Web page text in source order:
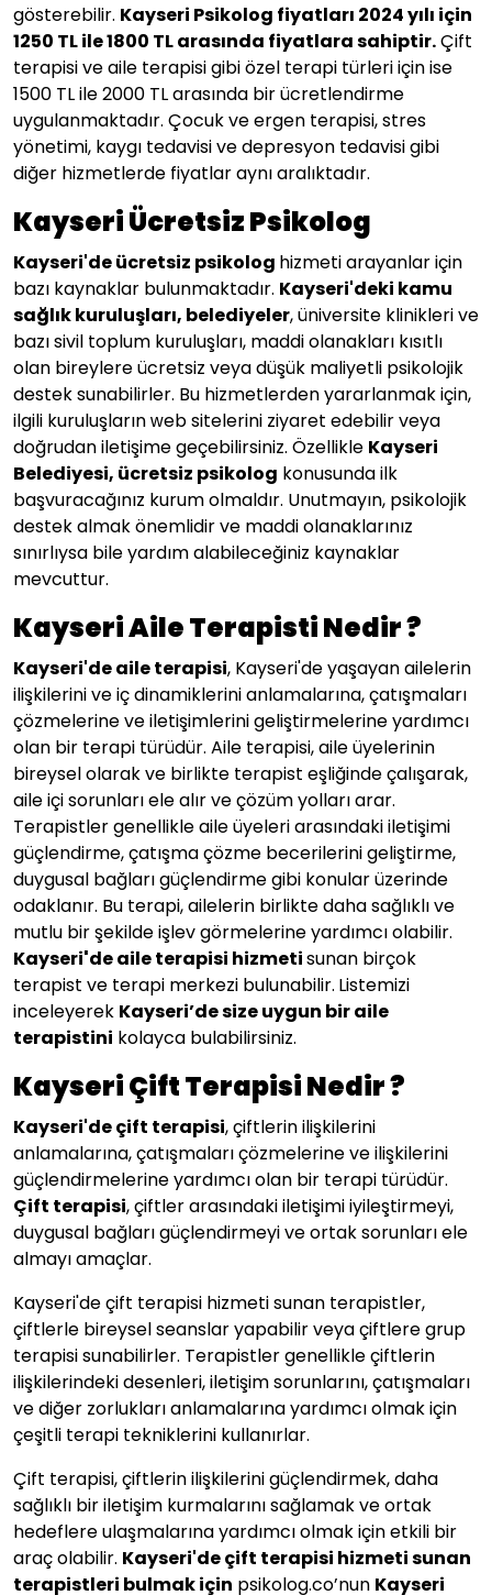
gösterebilir. Kayseri Psikolog fiyatları 2024 yılı için
1250 TL ile 1800 TL arasında fiyatlara sahiptir. Çift
terapisi ve aile terapisi gibi özel terapi türleri için ise
1500 TL ile 2000 TL arasında bir ücretlendirme
uygulanmaktadır. Çocuk ve ergen terapisi, stres
yönetimi, kaygı tedavisi ve depresyon tedavisi gibi
diğer hizmetlerde fiyatlar aynı aralıktadır.
Kayseri Ücretsiz Psikolog
Kayseri'de ücretsiz psikolog hizmeti arayanlar için
bazı kaynaklar bulunmaktadır. Kayseri'deki kamu
sağlık kuruluşları, belediyeler, üniversite klinikleri ve
bazı sivil toplum kuruluşları, maddi olanakları kısıtlı
olan bireylere ücretsiz veya düşük maliyetli psikolojik
destek sunabilirler. Bu hizmetlerden yararlanmak için,
ilgili kuruluşların web sitelerini ziyaret edebilir veya
doğrudan iletişime geçebilirsiniz. Özellikle Kayseri
Belediyesi, ücretsiz psikolog konusunda ilk
başvuracağınız kurum olmaldır. Unutmayın, psikolojik
destek almak önemlidir ve maddi olanaklarınız
sınırlıysa bile yardım alabileceğiniz kaynaklar
mevcuttur.
Kayseri Aile Terapisti Nedir ?
Kayseri'de aile terapisi, Kayseri'de yaşayan ailelerin
ilişkilerini ve iç dinamiklerini anlamalarına, çatışmaları
çözmelerine ve iletişimlerini geliştirmelerine yardımcı
olan bir terapi türüdür. Aile terapisi, aile üyelerinin
bireysel olarak ve birlikte terapist eşliğinde çalışarak,
aile içi sorunları ele alır ve çözüm yolları arar.
Terapistler genellikle aile üyeleri arasındaki iletişimi
güçlendirme, çatışma çözme becerilerini geliştirme,
duygusal bağları güçlendirme gibi konular üzerinde
odaklanır. Bu terapi, ailelerin birlikte daha sağlıklı ve
mutlu bir şekilde işlev görmelerine yardımcı olabilir.
Kayseri'de aile terapisi hizmeti sunan birçok
terapist ve terapi merkezi bulunabilir. Listemizi
inceleyerek Kayseri’de size uygun bir aile
terapistini kolayca bulabilirsiniz.
Kayseri Çift Terapisi Nedir ?
Kayseri'de çift terapisi, çiftlerin ilişkilerini
anlamalarına, çatışmaları çözmelerine ve ilişkilerini
güçlendirmelerine yardımcı olan bir terapi türüdür.
Çift terapisi, çiftler arasındaki iletişimi iyileştirmeyi,
duygusal bağları güçlendirmeyi ve ortak sorunları ele
almayı amaçlar.
Kayseri'de çift terapisi hizmeti sunan terapistler,
çiftlerle bireysel seanslar yapabilir veya çiftlere grup
terapisi sunabilirler. Terapistler genellikle çiftlerin
ilişkilerindeki desenleri, iletişim sorunlarını, çatışmaları
ve diğer zorlukları anlamalarına yardımcı olmak için
çeşitli terapi tekniklerini kullanırlar.
Çift terapisi, çiftlerin ilişkilerini güçlendirmek, daha
sağlıklı bir iletişim kurmalarını sağlamak ve ortak
hedeflere ulaşmalarına yardımcı olmak için etkili bir
araç olabilir. Kayseri'de çift terapisi hizmeti sunan
terapistleri bulmak için psikolog.co’nun Kayseri